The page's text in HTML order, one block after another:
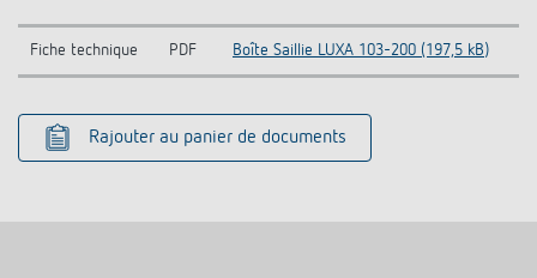
Fiche technique PDF Boîte Saillie LUXA 103-200 (197,5 kB)
Rajouter au panier de documents